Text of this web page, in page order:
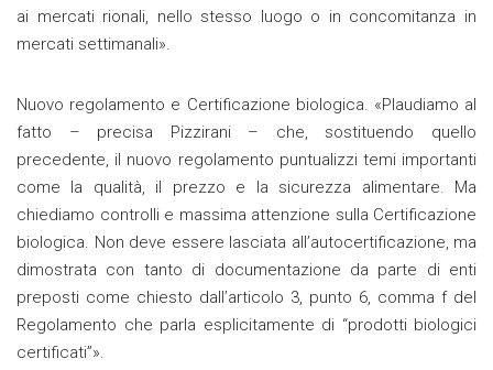
ai mercati rionali, nello stesso luogo o in concomitanza in
mercati settimanali».
Nuovo regolamento e Certificazione biologica. «Plaudiamo al
fatto – precisa Pizzirani – che, sostituendo quello
precedente, il nuovo regolamento puntualizzi temi importanti
come la qualità, il prezzo e la sicurezza alimentare. Ma
chiediamo controlli e massima attenzione sulla Certificazione
biologica. Non deve essere lasciata all’autocertificazione, ma
dimostrata con tanto di documentazione da parte di enti
preposti come chiesto dall’articolo 3, punto 6, comma f del
Regolamento che parla esplicitamente di “prodotti biologici
certificati”».